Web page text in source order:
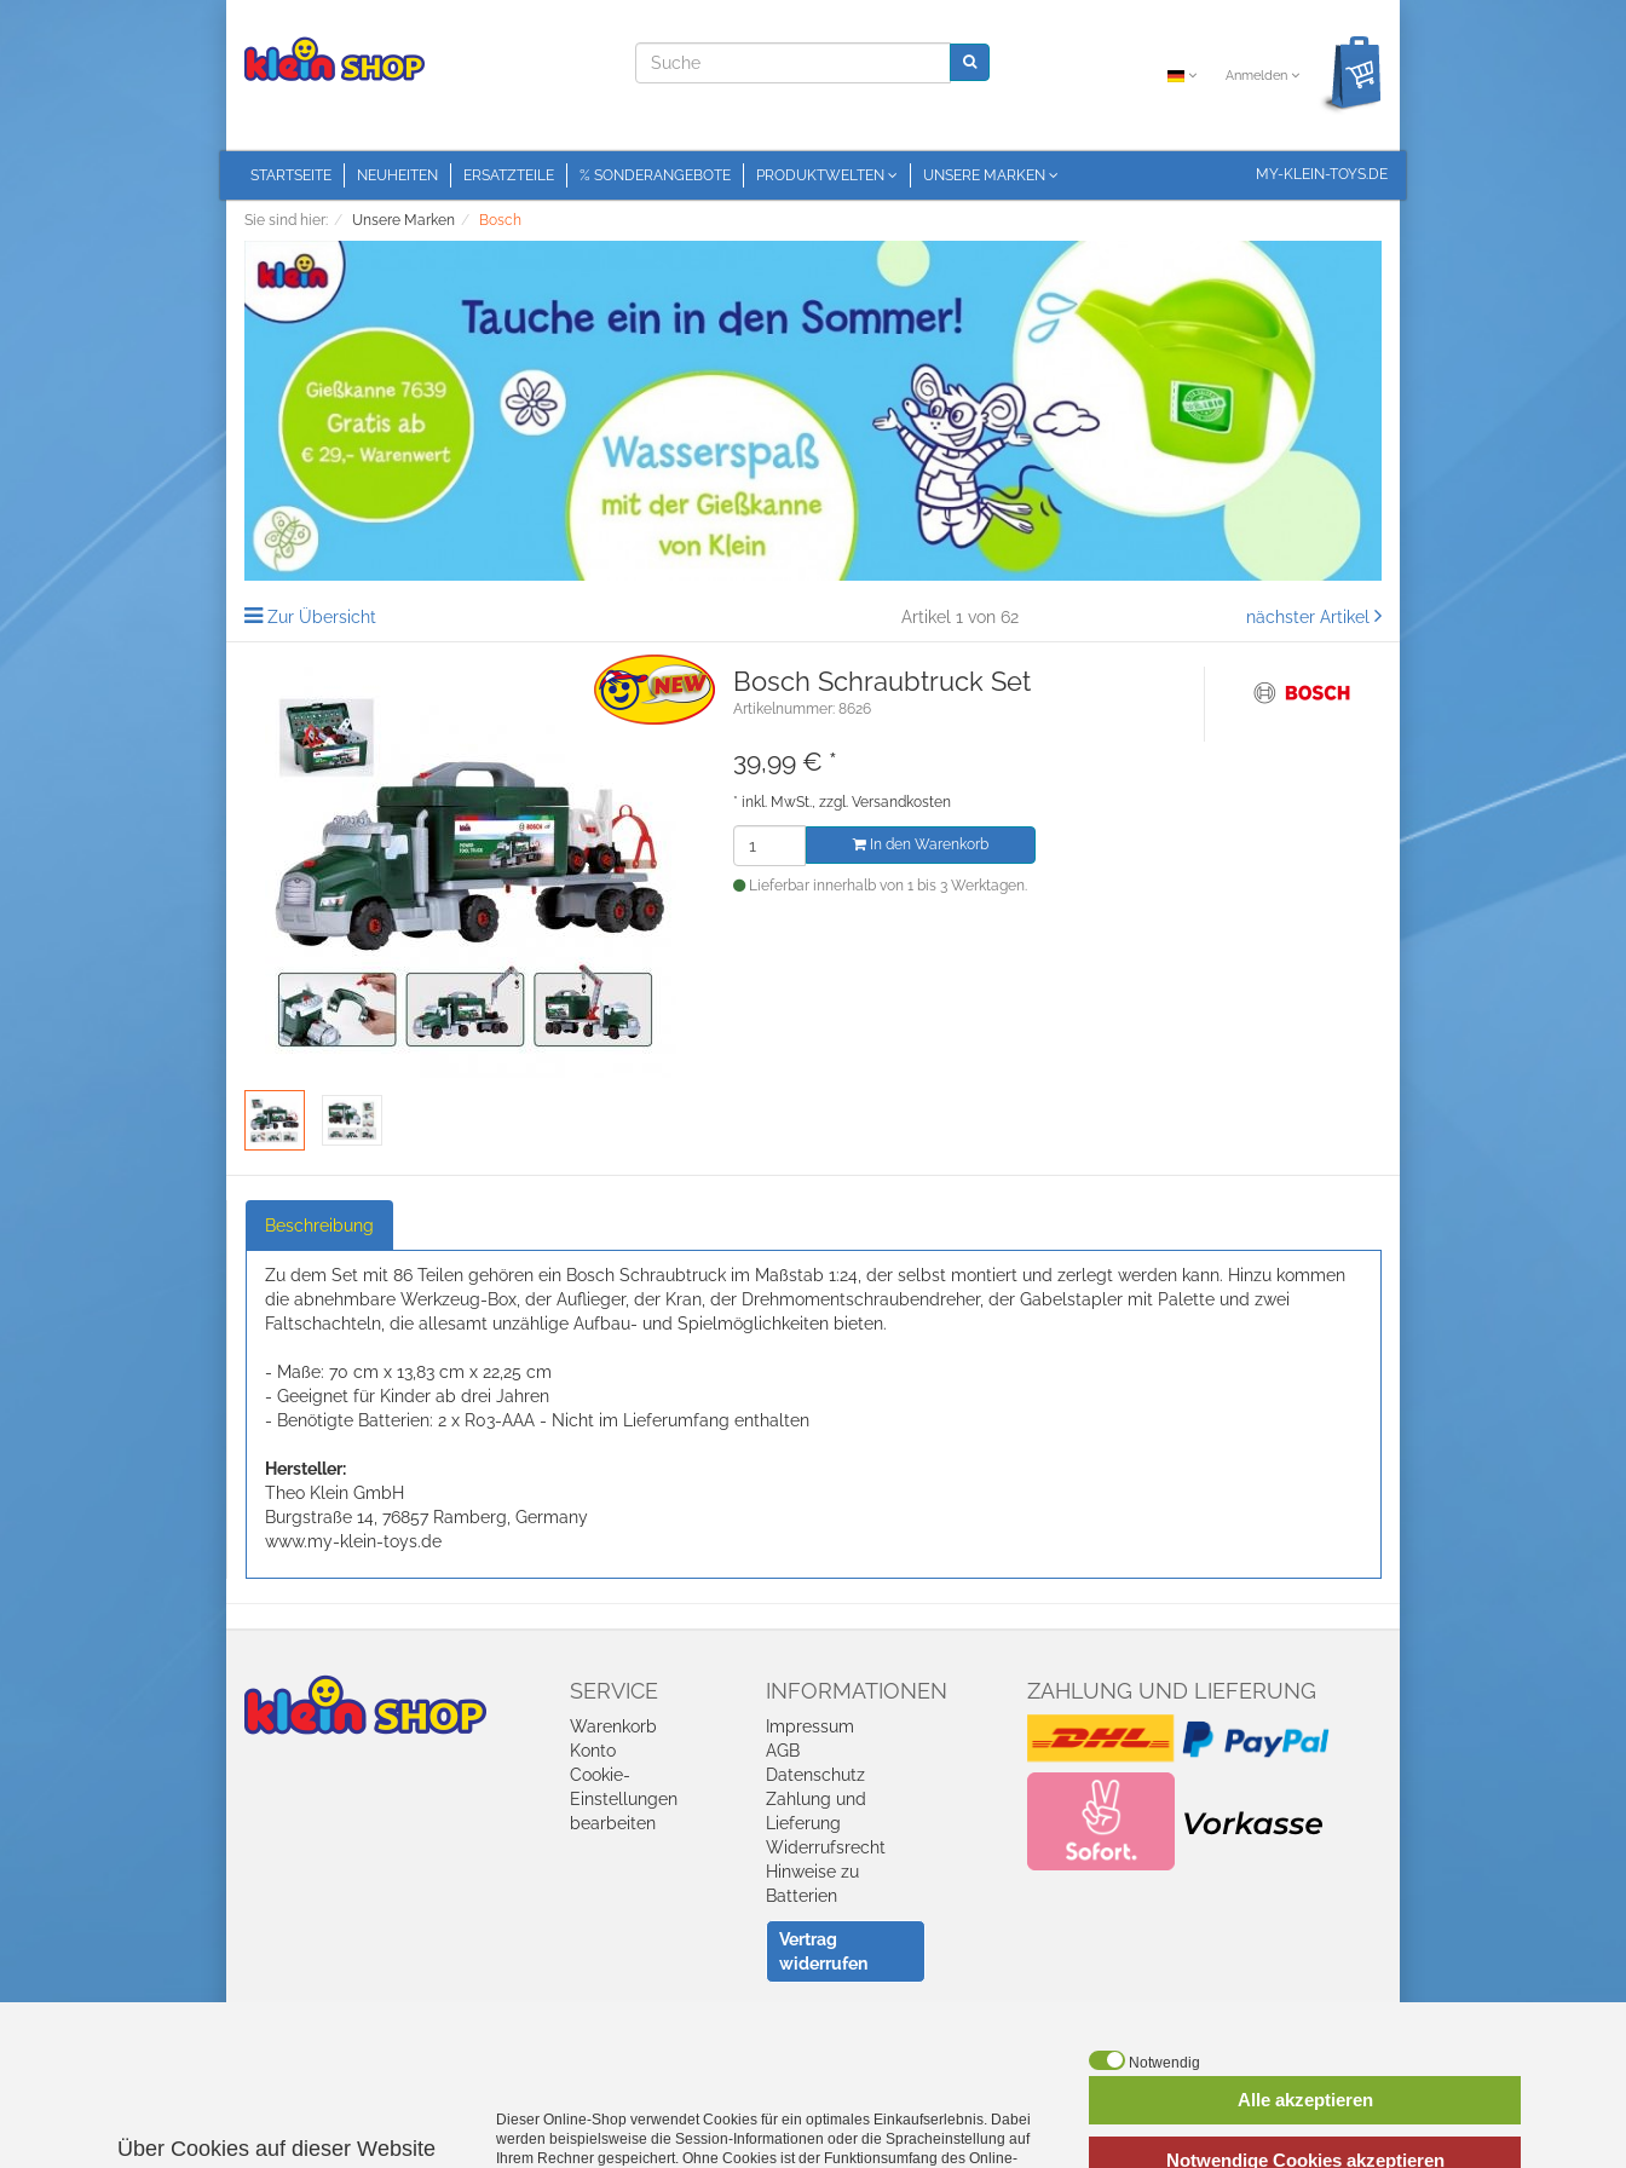
Anmelden
STARTSEITE NEUHEITEN ERSATZTEILE % SONDERANGEBOTE PRODUKTWELTEN UNSERE MARKEN MY-KLEIN-TOYS.DE
Sie sind hier: Unsere Marken Bosch
Zur Übersicht Artikel 1 von 62 nächster Artikel
Bosch Schraubtruck Set
Artikelnummer: 8626
39,99 € *
* inkl. MwSt., zzgl.Versandkosten
In den Warenkorb
Lieferbar innerhalb von 1 bis 3 Werktagen.
Beschreibung
Zu dem Set mit 86 Teilen gehören ein Bosch Schraubtruck im Maßstab 1:24, der selbst montiert und zerlegt werden kann. Hinzu kommen
die abnehmbare Werkzeug-Box, der Auflieger, der Kran, der Drehmomentschraubendreher, der Gabelstapler mit Palette und zwei
Faltschachteln, die allesamt unzählige Aufbau- und Spielmöglichkeiten bieten.
- Maße: 70 cm x 13,83 cm x 22,25 cm
- Geeignet für Kinder ab drei Jahren
- Benötigte Batterien: 2 x R03-AAA - Nicht im Lieferumfang enthalten
Hersteller:
Theo Klein GmbH
Burgstraße 14, 76857 Ramberg, Germany
www.my-klein-toys.de
SERVICE
Warenkorb
Konto
Cookie-
Einstellungen
bearbeiten
INFORMATIONEN
Impressum
AGB
Datenschutz
Zahlung und
Lieferung
Widerrufsrecht
Hinweise zu
Batterien
Vertrag
widerrufen
ZAHLUNG UND LIEFERUNG
*inkl. MwSt., zzgl.Versandkosten
- Entdecke die Theo Klein Spielzeug-Welt -
Aqua Action Wasserspielzeug· Barbie·Bosch Spielwerkzeug·Bosch Car Service Spielzeug· Braun Haushaltsspielzeug·Early Steps
Über Cookies auf dieser Website
Dieser Online-Shop verwendet Cookies für ein optimales Einkaufserlebnis. Dabei
werden beispielsweise die Session-Informationen oder die Spracheinstellung auf
Ihrem Rechner gespeichert. Ohne Cookies ist der Funktionsumfang des Online-
Notwendig
Alle akzeptieren
Notwendige Cookies akzeptieren